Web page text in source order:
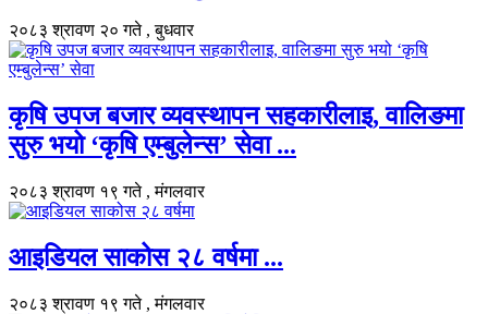
२०८३ श्रावण २० गते , बुधवार
कृषि उपज बजार व्यवस्थापन सहकारीलाइ, वालिङमा
सुरु भयो ‘कृषि एम्बुलेन्स’ सेवा ...
२०८३ श्रावण १९ गते , मंगलवार
आइडियल साकोस २८ वर्षमा ...
२०८३ श्रावण १९ गते , मंगलवार